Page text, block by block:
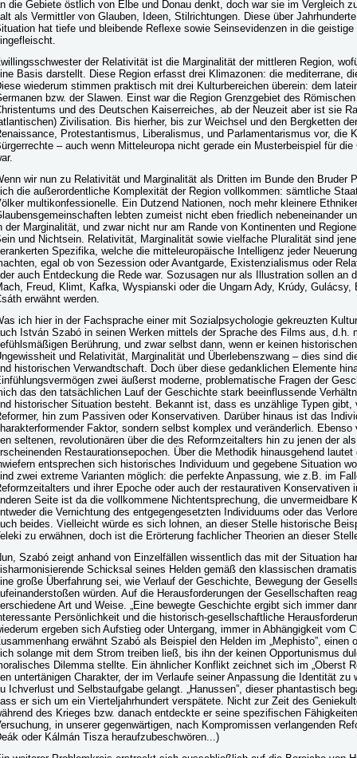
die Gebiete östlich von Elbe und Donau denkt, doch war sie im Vergleich
als Vermittler von Glauben, Ideen, Stilrichtungen. Diese über
hat tiefe und bleibende Reflexe sowie Seinsevidenzen in die
der Relativität ist die Marginalität der mittleren Region,
Basis darstellt. Diese Region erfasst drei Klimazonen: die mediterrane,
wiederum stimmen praktisch mit drei Kulturbereichen überein: dem
bzw. der Slawen. Einst war die Region Grenzgebiet des
und des Deutschen Kaiserreiches, ab der Neuzeit aber ist sie
Zivilisation. Bis hierher, bis zur Weichsel und den Bergketten
Protestantismus, Liberalismus, und Parlamentarismus vor, die
– auch wenn Mitteleuropa nicht gerade ein Musterbeispiel für
wir nun zu Relativität und Marginalität als Dritten im Bunde den Bruder
die außerordentliche Komplexität der Region vollkommen: sämtliche
multikonfessionelle. Ein Dutzend Nationen, noch mehr kleinere
lebten zumeist nicht eben friedlich nebeneinander
der Marginalität, und zwar nicht nur am Rande von Kontinenten und
und Nichtsein. Relativität, Marginalität sowie vielfache Pluralität sind
Spezifika, welche die mitteleuropäische Intelligenz jeder
egal ob von Sezession oder Avantgarde, Existenzialismus oder
auch Entdeckung die Rede war. Sozusagen nur als Illustration sollen an
Freud, Klimt, Kafka, Wyspianski oder die Ungarn Ady, Krúdy,
erwähnt werden.
ich hier in der Fachsprache einer mit Sozialpsychologie gekreuzten
István Szabó in seinen Werken mittels der Sprache des Films aus, d.h.
Berührung, und zwar selbst dann, wenn er keinen
und Relativität, Marginalität und Überlebenszwang – dies sind
historischen Verwandtschaft. Doch über diese gedanklichen Elemente
zwei äußerst moderne, problematische Fragen der
das den tatsächlichen Lauf der Geschichte stark beeinflussende
historischer Situation besteht. Bekannt ist, dass es unzählige Typen gibt,
hin zum Passiven oder Konservativen. Darüber hinaus ist das
Faktor, sondern selbst komplex und veränderlich.
seltenen, revolutionären über die des Reformzeitalters hin zu jenen der
Restaurationsepochen. Über die Methodik hinausgehend
entsprechen sich historisches Individuum und gegebene Situation
zwei extreme Varianten möglich: die perfekte Anpassung, wie z.B. im
und ihrer Epoche oder auch der restaurativen Konservativen
Seite ist da die vollkommene Nichtentsprechung, die unvermeidbare
die Vernichtung des entgegengesetzten Individuums oder das
beides. Vielleicht würde es sich lohnen, an dieser Stelle historische
zu erwähnen, doch ist die Erörterung fachlicher Theorien an dieser
Szabó zeigt anhand von Einzelfällen wissentlich das mit der Situation
Schicksal seines Helden gemäß den klassischen
große Überfahrung sei, wie Verlauf der Geschichte, Bewegung der
würden. Auf die Herausforderungen der Gesellschaften
Art und Weise. „Eine bewegte Geschichte ergibt sich immer
Persönlichkeit und die historisch-gesellschaftliche
ergeben sich Aufstieg oder Untergang, immer in Abhängigkeit vom
erwähnt Szabó als Beispiel den Helden im „Mephisto”, einen
solange mit dem Strom treiben ließ, bis ihn der keinen Opportunismus
Dilemma stellte. Ein ähnlicher Konflikt zeichnet sich im „Oberst
untertänigen Charakter, der im Verlaufe seiner Anpassung die Identität
Ichverlust und Selbstaufgabe gelangt. „Hanussen”, dieser phantastisch
er sich um ein Vierteljahrhundert verspätete. Nicht zur Zeit des
des Krieges bzw. danach entdeckte er seine spezifischen
in unserer gegenwärtigen, nach Kompromissen verlangenden
oder Kálmán Tisza heraufzubeschwören...)